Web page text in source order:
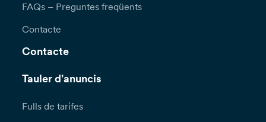
FAQs – Preguntes freqüents
Contacte
Contacte
Tauler d'anuncis
Fulls de tarifes